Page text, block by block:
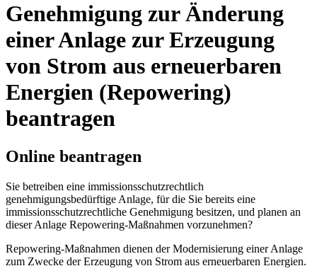
Genehmigung zur Änderung
einer Anlage zur Erzeugung
von Strom aus erneuerbaren
Energien (Repowering)
beantragen
Online beantragen
Sie betreiben eine immissionsschutzrechtlich
genehmigungsbedürftige Anlage, für die Sie bereits eine
immissionsschutzrechtliche Genehmigung besitzen, und planen an
dieser Anlage Repowering-Maßnahmen vorzunehmen?
Repowering-Maßnahmen dienen der Modernisierung einer Anlage
zum Zwecke der Erzeugung von Strom aus erneuerbaren Energien.